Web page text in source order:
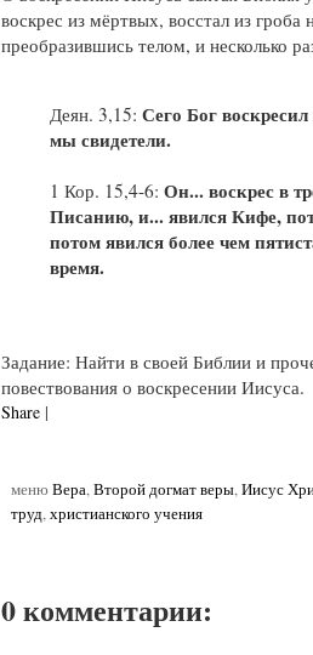
воскрес из мёртвых, восстал из гроба
преобразившись телом, и несколько
Деян. 3,15: Сего Бог
мы свидетели.
1 Кор. 15,4-6: Он... воскрес в
Писанию, и... явился Кифе,
потом явился более чем
время.
Задание: Найти в своей Библии и
повествования о воскресении Иисуса.
Share |
меню Вера,Второй догмат веры,Иисус
труд,христианского учения
0 комментарии: